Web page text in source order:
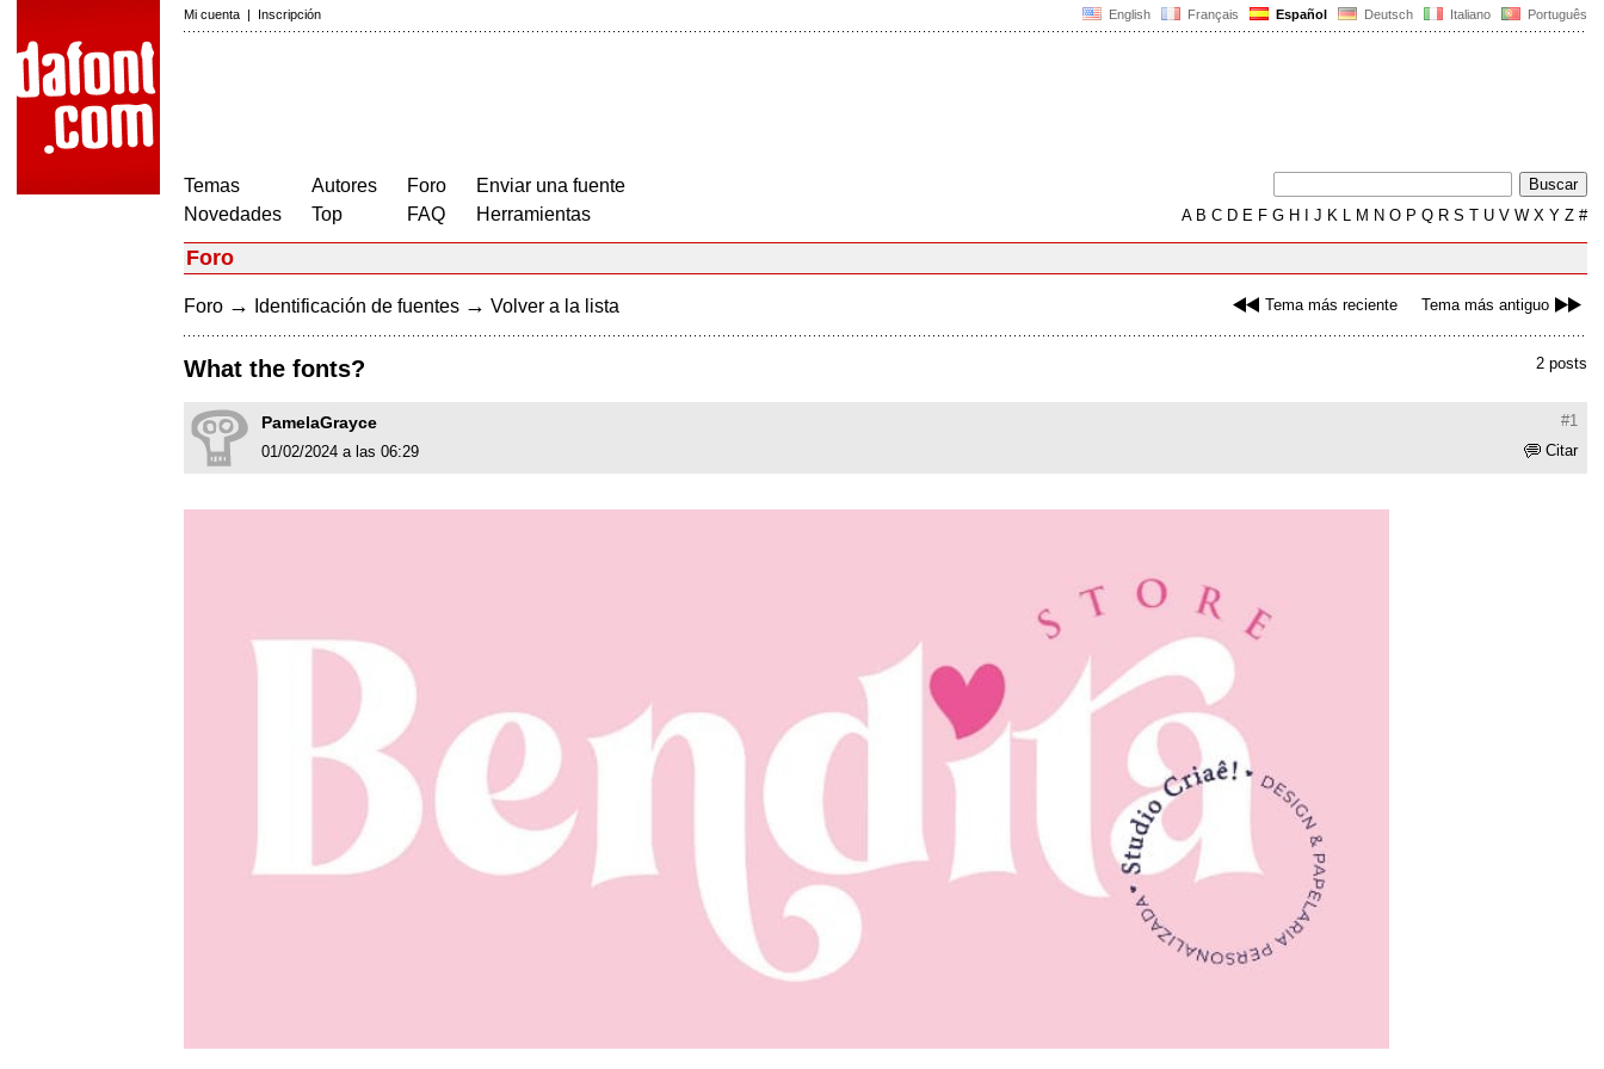
English Français Español Deutsch Italiano Português
Mi cuenta | Inscripción
Temas
Novedades
Autores
Top
Foro
FAQ
Enviar una fuente
Herramientas
AB C D E F G H J K L M N O P Q R S T U V W X Y Z #
Foro
Tema más reciente Tema más antiguo
Foro → Identificación de fuentes → Volver a la lista
2 posts
What the fonts?
#1
PamelaGrayce
Citar
01/02/2024 a las 06:29